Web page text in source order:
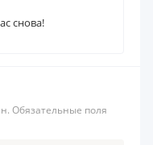
снова!
Обязательные поля